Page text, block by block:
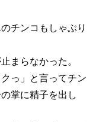
チンコもしゃぶり
まらなかった。
っ」と言ってチン
掌に精子を出し